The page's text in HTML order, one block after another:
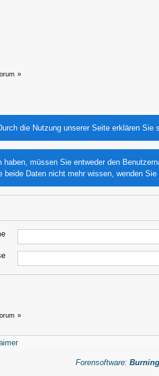
»
die Nutzung unserer Seite erklären
müssen Sie entweder den
beide Daten nicht mehr wissen, wenden
»
Forensoftware: